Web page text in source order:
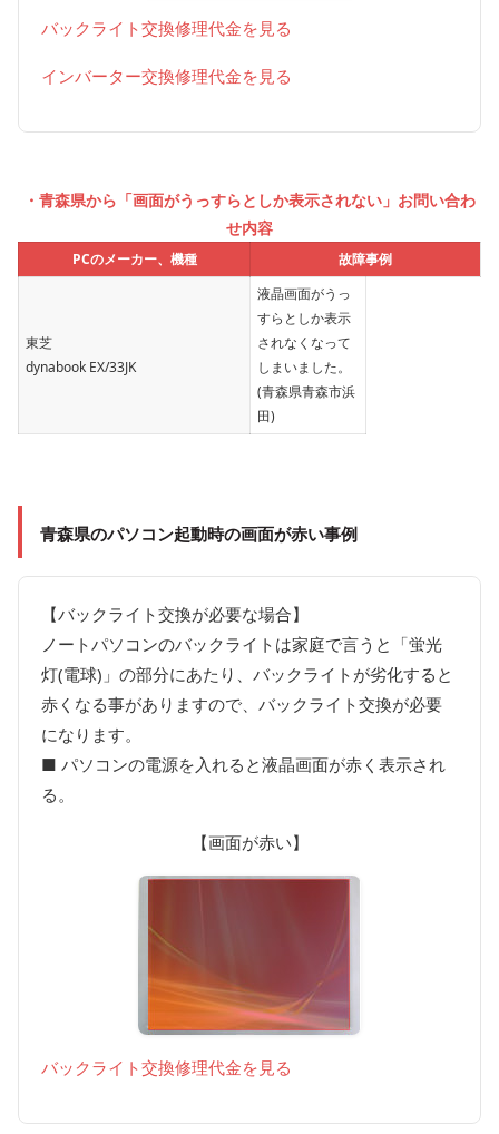
バックライト交換修理代金を見る
インバーター交換修理代金を見る
・青森県から「画面がうっすらとしか表示されない」お問い合わ
せ内容
PCのメーカー、機種 故障事例
東芝
dynabook EX/33JK
液晶画面がうっ
すらとしか表示
されなくなって
しまいました。
(青森県青森市浜
田)
青森県のパソコン起動時の画面が赤い事例
【バックライト交換が必要な場合】
ノートパソコンのバックライトは家庭で言うと「蛍光
灯(電球)」の部分にあたり、バックライトが劣化すると
赤くなる事がありますので、バックライト交換が必要
になります。
■ パソコンの電源を入れると液晶画面が赤く表示され
る。
【画面が赤い】
バックライト交換修理代金を見る